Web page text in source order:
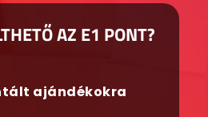
AZ E1 PONT?
ajándékokra